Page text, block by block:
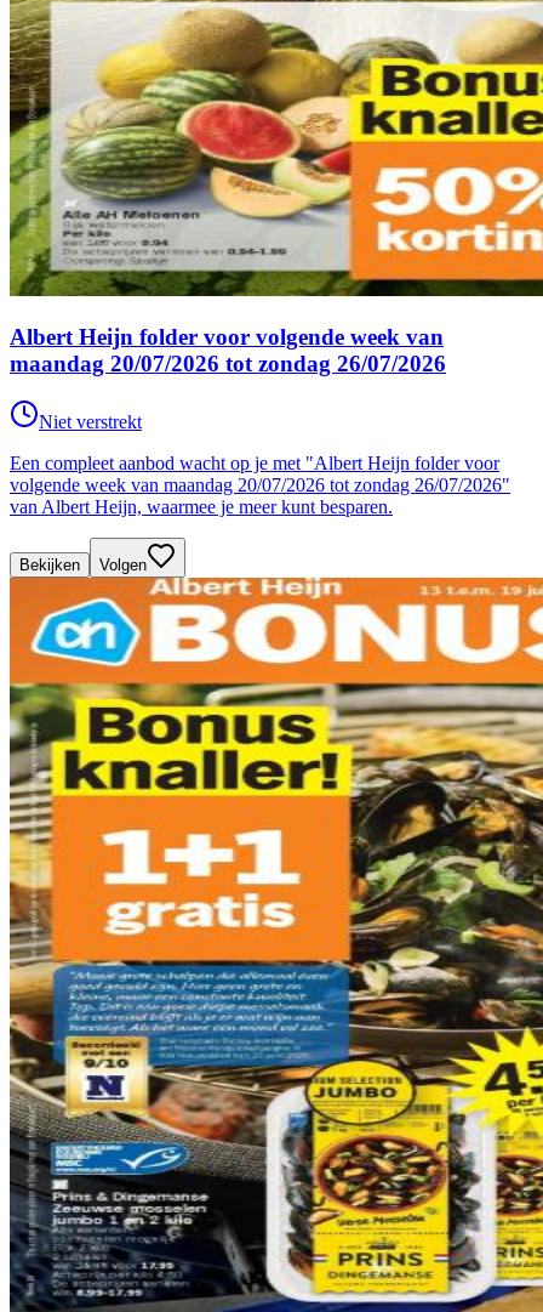
Albert Heijn folder voor volgende week van
maandag 20/07/2026 tot zondag 26/07/2026
Niet verstrekt
Een compleet aanbod wacht op je met "Albert Heijn folder voor
volgende week van maandag 20/07/2026 tot zondag 26/07/2026"
van Albert Heijn, waarmee je meer kunt besparen.
Bekijken Volgen